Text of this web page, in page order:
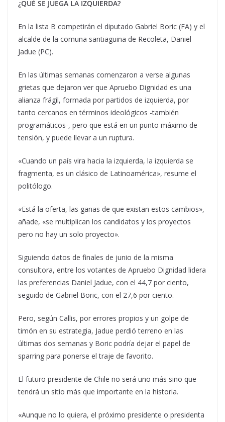
¿QUÉ SE JUEGA LA IZQUIERDA?
En la lista B competirán el diputado Gabriel Boric (FA) y el
alcalde de la comuna santiaguina de Recoleta, Daniel
Jadue (PC).
En las últimas semanas comenzaron a verse algunas
grietas que dejaron ver que Apruebo Dignidad es una
alianza frágil, formada por partidos de izquierda, por
tanto cercanos en términos ideológicos -también
programáticos-, pero que está en un punto máximo de
tensión, y puede llevar a un ruptura.
«Cuando un país vira hacia la izquierda, la izquierda se
fragmenta, es un clásico de Latinoamérica», resume el
politólogo.
«Está la oferta, las ganas de que existan estos cambios»,
añade, «se multiplican los candidatos y los proyectos
pero no hay un solo proyecto».
Siguiendo datos de finales de junio de la misma
consultora, entre los votantes de Apruebo Dignidad lidera
las preferencias Daniel Jadue, con el 44,7 por ciento,
seguido de Gabriel Boric, con el 27,6 por ciento.
Pero, según Callis, por errores propios y un golpe de
timón en su estrategia, Jadue perdió terreno en las
últimas dos semanas y Boric podría dejar el papel de
sparring para ponerse el traje de favorito.
El futuro presidente de Chile no será uno más sino que
tendrá un sitio más que importante en la historia.
«Aunque no lo quiera, el próximo presidente o presidenta